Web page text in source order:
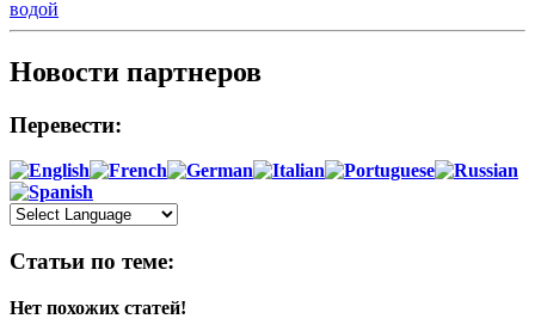
водой
Новости партнеров
Перевести:
Статьи по теме:
Нет похожих статей!